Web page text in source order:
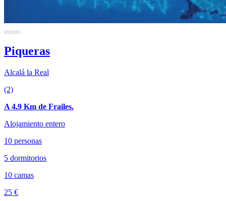
Piqueras
Alcalá la Real
(2)
A 4.9 Km de Frailes.
Alojamiento entero
10 personas
5 dormitorios
10 camas
25 €